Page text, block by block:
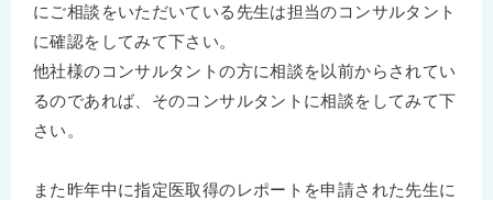
にご相談をいただいている先生は担当のコンサルタント
に確認をしてみて下さい。
他社様のコンサルタントの方に相談を以前からされてい
るのであれば、そのコンサルタントに相談をしてみて下
さい。
また昨年中に指定医取得のレポートを申請された先生に